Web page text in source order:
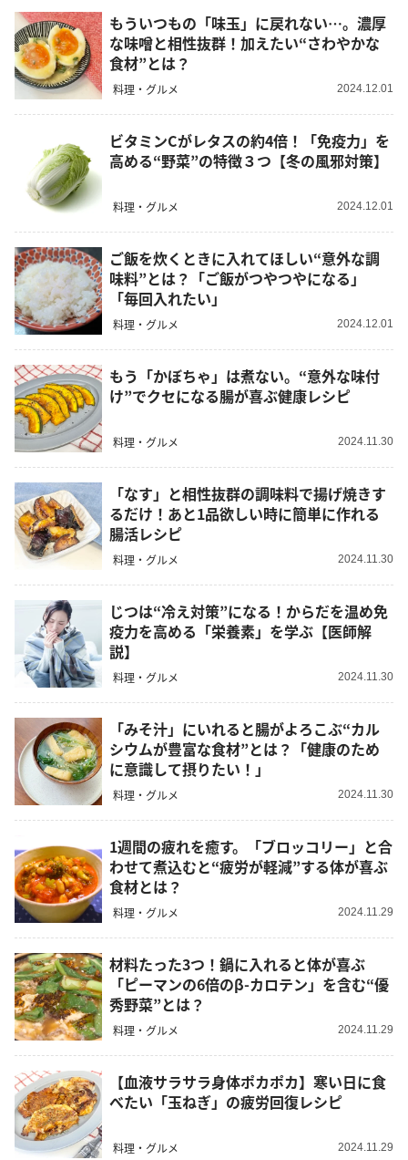
もういつもの「味玉」に戻れない…。濃厚
な味噌と相性抜群！加えたい“さわやかな
食材”とは？
料理・グルメ 2024.12.01
ビタミンCがレタスの約4倍！「免疫力」を
高める“野菜”の特徴３つ【冬の風邪対策】
料理・グルメ 2024.12.01
ご飯を炊くときに入れてほしい“意外な調
味料”とは？「ご飯がつやつやになる」
「毎回入れたい」
料理・グルメ 2024.12.01
もう「かぼちゃ」は煮ない。“意外な味付
け”でクセになる腸が喜ぶ健康レシピ
料理・グルメ 2024.11.30
「なす」と相性抜群の調味料で揚げ焼きす
るだけ！あと1品欲しい時に簡単に作れる
腸活レシピ
料理・グルメ 2024.11.30
じつは“冷え対策”になる！からだを温め免
疫力を高める「栄養素」を学ぶ【医師解
説】
料理・グルメ 2024.11.30
「みそ汁」にいれると腸がよろこぶ“カル
シウムが豊富な食材”とは？「健康のため
に意識して摂りたい！」
料理・グルメ 2024.11.30
1週間の疲れを癒す。「ブロッコリー」と合
わせて煮込むと“疲労が軽減”する体が喜ぶ
食材とは？
料理・グルメ 2024.11.29
材料たった3つ！鍋に入れると体が喜ぶ
「ピーマンの6倍のβ-カロテン」を含む“優
秀野菜”とは？
料理・グルメ 2024.11.29
【血液サラサラ身体ポカポカ】寒い日に食
べたい「玉ねぎ」の疲労回復レシピ
料理・グルメ 2024.11.29